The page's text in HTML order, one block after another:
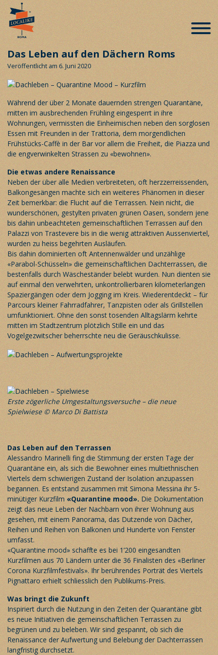
Das Leben auf den Dächern Roms
Veröffentlicht am 6. Juni 2020
Während der über 2 Monate dauernden strengen Quarantäne,
mitten im ausbrechenden Frühling eingesperrt in ihre
Wohnungen, vermissten die Einheimischen neben den sorglosen
Essen mit Freunden in der Trattoria, dem morgendlichen
Frühstücks-Caffè in der Bar vor allem die Freiheit, die Piazza und
die engverwinkelten Strassen zu «bewohnen».
Die etwas andere Renaissance
Neben der über alle Medien verbreiteten, oft herzzerreissenden,
Balkongesängen machte sich ein weiteres Phänomen in dieser
Zeit bemerkbar: die Flucht auf die Terrassen. Nein nicht, die
wunderschönen, gestylten privaten grünen Oasen, sondern jene
bis dahin unbeachteten gemeinschaftlichen Terrassen auf den
Palazzi von Trastevere bis in die wenig attraktiven Aussenviertel,
wurden zu heiss begehrten Ausläufen.
Bis dahin dominierten oft Antennenwälder und unzählige
«Parabol-Schüsseln» die gemeinschaftlichen Dachterrassen, die
bestenfalls durch Wäscheständer belebt wurden. Nun dienten sie
auf einmal den verwehrten, unkontrollierbaren kilometerlangen
Spaziergängen oder dem Jogging im Kreis. Wiederentdeckt – für
Parcours kleiner Fahrradfahrer, Tanzpisten oder als Grillstellen
umfunktioniert. Ohne den sonst tosenden Alltagslärm kehrte
mitten im Stadtzentrum plötzlich Stille ein und das
Vogelgezwitscher beherrschte neu die Geräuschkulisse.
Erste zögerliche Umgestaltungsversuche – die neue
Spielwiese © Marco Di Battista
Das Leben auf den Terrassen
Alessandro Marinelli fing die Stimmung der ersten Tage der
Quarantäne ein, als sich die Bewohner eines multiethnischen
Viertels dem schwierigen Zustand der Isolation anzupassen
begannen. Es entstand zusammen mit Simona Messina ihr 5-
minütiger Kurzfilm «Quarantine mood». Die Dokumentation
zeigt das neue Leben der Nachbarn von ihrer Wohnung aus
gesehen, mit einem Panorama, das Dutzende von Dächer,
Reihen und Reihen von Balkonen und Hunderte von Fenster
umfasst.
«Quarantine mood» schaffte es bei 1’200 eingesandten
Kurzfilmen aus 70 Ländern unter die 36 Finalisten des «Berliner
Corona Kurzfilmfestivals». Ihr berührendes Porträt des Viertels
Pignattaro erhielt schliesslich den Publikums-Preis.
Was bringt die Zukunft
Inspiriert durch die Nutzung in den Zeiten der Quarantäne gibt
es neue Initiativen die gemeinschaftlichen Terrassen zu
begrünen und zu beleben. Wir sind gespannt, ob sich die
Renaissance der Aufwertung und Belebung der Dachterrassen
langfristig durchsetzt.